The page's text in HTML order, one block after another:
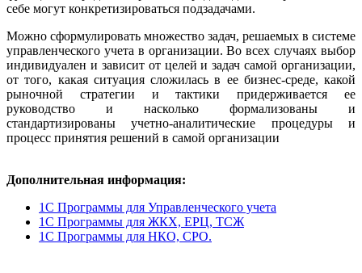
себе могут конкретизироваться подзадачами.
Можно сформулировать множество задач, решаемых в системе
управленческого учета в организации. Во всех случаях выбор
индивидуален и зависит от целей и задач самой организации,
от того, какая ситуация сложилась в ее бизнес-среде, какой
рыночной стратегии и тактики придерживается ее
руководство и насколько формализованы и
стандартизированы учетно-аналитические процедуры и
процесс принятия решений в самой организации
Дополнительная информация:
1С Программы для Управленческого учета
1С Программы для ЖКХ, ЕРЦ, ТСЖ
1С Программы для НКО, СРО.